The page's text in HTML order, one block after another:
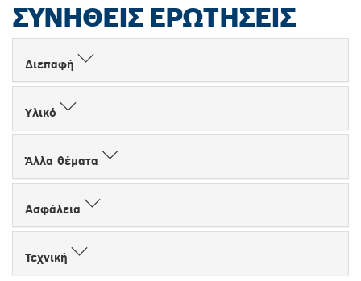
ΣΥΝΉΘΕΙΣ ΕΡΩΤΉΣΕΙΣ
Διεπαφή
Υλικό
Άλλα θέματα
Ασφάλεια
Τεχνική